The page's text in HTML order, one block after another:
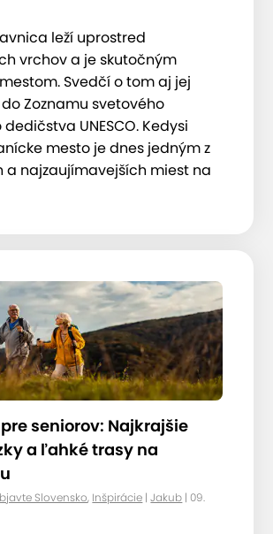
leží uprostred
vrchov a je skutočným
Svedčí o tom aj jej
Zoznamu svetového
UNESCO. Kedysi
mesto je dnes jedným z
a najzaujímavejších miest na
seniorov: Najkrajšie
a ľahké trasy na
Slovensko, Inšpirácie |Jakub | 09.